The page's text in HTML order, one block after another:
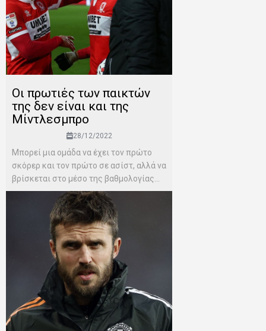
Οι πρωτιές των παικτών
της δεν είναι και της
Μίντλεσμπρο
28/12/2022
Μπορεί μια ομάδα να έχει τον πρώτο
σκόρερ και τον πρώτο σε ασίστ, αλλά να
βρίσκεται στο μέσο της βαθμολογίας...